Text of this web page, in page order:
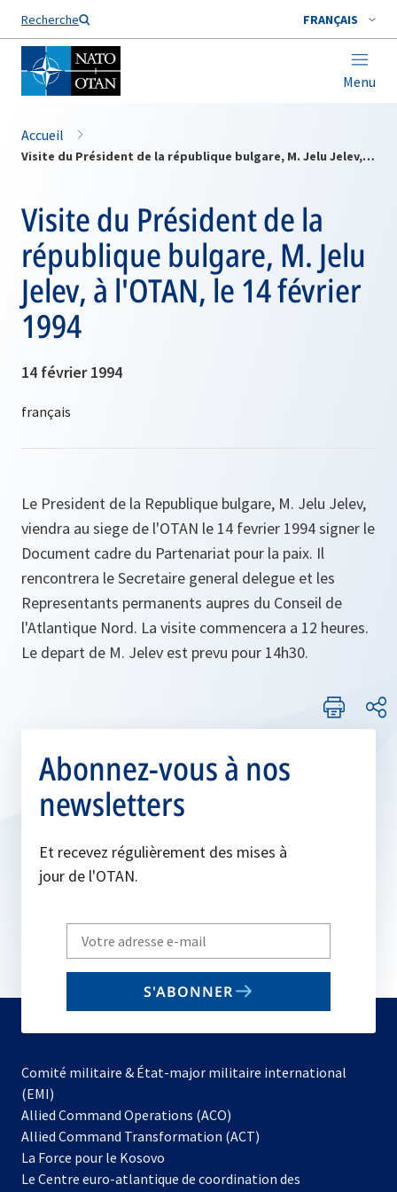
Recherche FRANÇAIS
Menu
Nom de famille*
Accueil
Visite du Président de la république bulgare, M. Jelu Jelev, à l'OTAN, le 14 février 1994
Visite du Président de la
république bulgare, M. Jelu
Jelev, à l'OTAN, le 14 février
1994
14 février 1994
Le President de la Republique bulgare, M. Jelu Jelev,
viendra au siege de l'OTAN le 14 fevrier 1994 signer le
Document cadre du Partenariat pour la paix. Il
rencontrera le Secretaire general delegue et les
Representants permanents aupres du Conseil de
l'Atlantique Nord. La visite commencera a 12 heures.
Le depart de M. Jelev est prevu pour 14h30.
Abonnez-vous à nos
newsletters
Et recevez régulièrement des mises à
jour de l'OTAN.
Write
your
email
S'ABONNER
Comité militaire & État-major militaire international
(EMI)
Allied Command Operations (ACO)
dans
nouvel
Allied Command Transformation (ACT)
La Force pour le Kosovo
dans
Le Centre euro-atlantique de coordination des